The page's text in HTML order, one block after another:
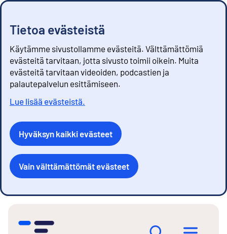
Tietoa evästeistä
Käytämme sivustollamme evästeitä. Välttämättömiä
evästeitä tarvitaan, jotta sivusto toimii oikein. Muita
evästeitä tarvitaan videoiden, podcastien ja
palautepalvelun esittämiseen.
Lue lisää evästeistä.
Hyväksyn kaikki evästeet
Vain välttämättömät evästeet